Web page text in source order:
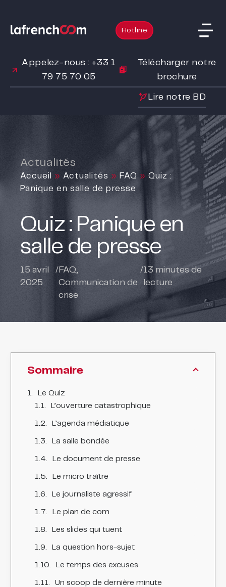
Hotline
Appelez-nous : +33 1
79 75 70 05
Télécharger notre
brochure
Lire notre BD
Actualités
Accueil » Actualités » FAQ » Quiz :
Panique en salle de presse
Quiz : Panique en
salle de presse
15 avril
2025
/FAQ,
Communication de
crise
/13 minutes de
lecture
Sommaire
Le Quiz
L’ouverture catastrophique
L’agenda médiatique
La salle bondée
Le document de presse
Le micro traître
Le journaliste agressif
Le plan de com
Les slides qui tuent
La question hors-sujet
Le temps des excuses
Un scoop de dernière minute